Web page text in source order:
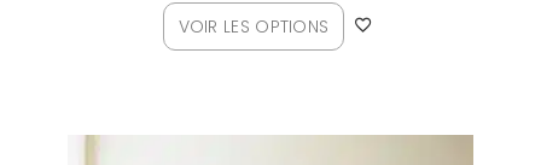
VOIR LES OPTIONS